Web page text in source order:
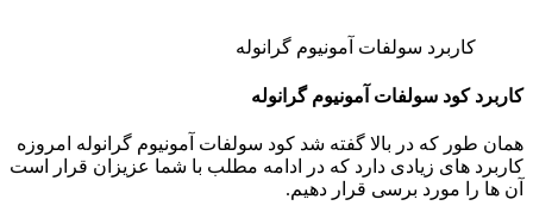
کاربرد سولفات آمونیوم گرانوله
کاربرد کود سولفات آمونیوم گرانوله
همان طور که در بالا گفته شد کود سولفات آمونیوم گرانوله امروزه
کاربرد های زیادی دارد که در ادامه مطلب با شما عزیزان قرار است
آن ها را مورد برسی قرار دهیم.